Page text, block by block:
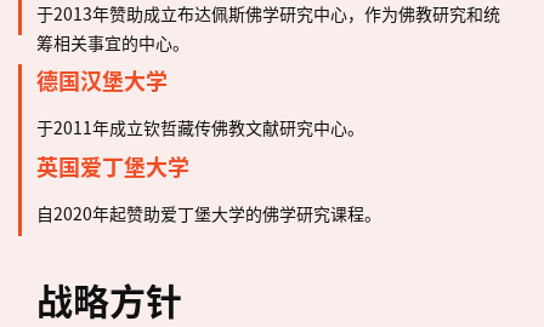
于2013年赞助成立布达佩斯佛学研究中心，作为佛教研究和统
筹相关事宜的中心。
德国汉堡大学
于2011年成立钦哲藏传佛教文献研究中心。
英国爱丁堡大学
自2020年起赞助爱丁堡大学的佛学研究课程。
战略方针